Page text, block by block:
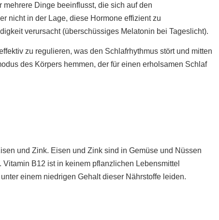
Dinge beeinflusst, die sich auf den
nicht in der Lage, diese Hormone effizient zu
verursacht (überschüssiges Melatonin bei Tageslicht).
zu regulieren, was den Schlafrhythmus stört und mitten
des Körpers hemmen, der für einen erholsamen Schlaf
und Zink. Eisen und Zink sind in Gemüse und Nüssen
B12 ist in keinem pflanzlichen Lebensmittel
einem niedrigen Gehalt dieser Nährstoffe leiden.